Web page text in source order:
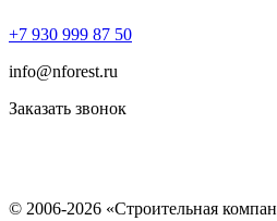
+7 930 999 87 50
info@nforest.ru
Заказать звонок
© 2006-2026 «Строительная